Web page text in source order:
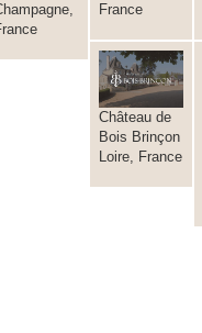
France
Château de
Bois Brinçon
Loire, France